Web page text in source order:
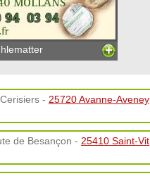
- 25720 Avanne-Aveney
de Besançon - 25410 Saint-Vit